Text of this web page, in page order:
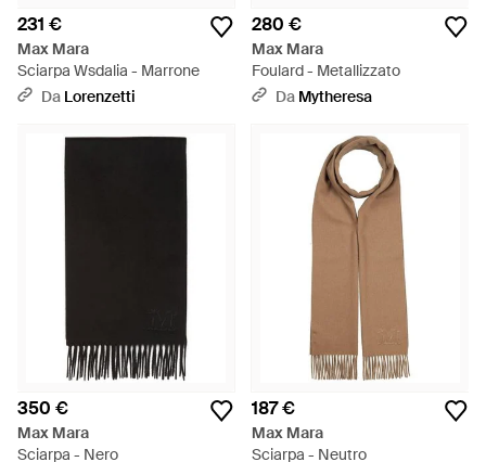
231 €
Max Mara
Sciarpa Wsdalia - Marrone
Da Lorenzetti
280 €
Max Mara
Foulard - Metallizzato
Da Mytheresa
350 €
Max Mara
Sciarpa - Nero
187 €
Max Mara
Sciarpa - Neutro